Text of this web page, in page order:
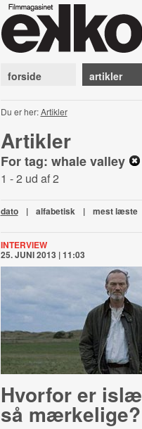
forside artikler
Du er her:Artikler
Artikler
For tag: whale valley
1 - 2 ud af 2
dato | alfabetisk | mest læste
INTERVIEW
25. JUNI 2013 | 11:03
Hvorfor er
så mærkelige?